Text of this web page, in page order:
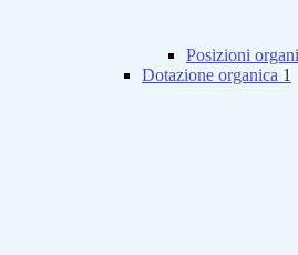
Posizioni
Dotazione organica 1